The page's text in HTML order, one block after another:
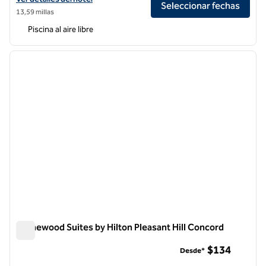
13,59 millas
Seleccionar fechas
Piscina al aire libre
1 de 12
Homewood Suites by Hilton Pleasant Hill Concord
Desde* $134